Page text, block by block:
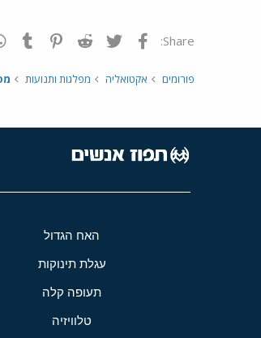
Share: פייסבוק Twitter
Reddit
פורומים אקטואליה מפלגות ותנועות
האח הגדול
עגלת תינוקות
תעופה קלה
טלוויזיה